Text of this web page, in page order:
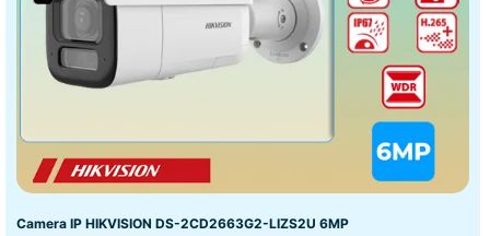
Camera IP HIKVISION DS-2CD2663G2-LIZS2U 6MP